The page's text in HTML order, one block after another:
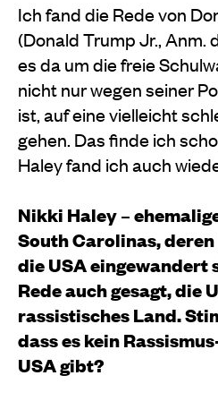
Ich fand die Rede von
(Donald Trump Jr., Anm.
es da um die freie
nicht nur wegen seiner
ist, auf eine vielleicht
gehen. Das finde ich
Haley fand ich auch
Nikki Haley –
South Carolinas,
die USA eingewandert
Rede auch gesagt, die
rassistisches Land.
dass es kein
USA gibt?